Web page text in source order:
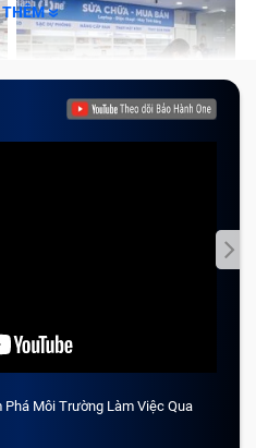
Phá Môi Trường Làm Việc Qua